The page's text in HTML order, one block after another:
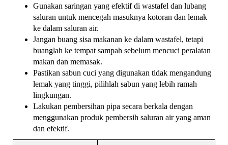
Gunakan saringan yang efektif di wastafel dan lubang
saluran untuk mencegah masuknya kotoran dan lemak
ke dalam saluran air.
Jangan buang sisa makanan ke dalam wastafel, tetapi
buanglah ke tempat sampah sebelum mencuci peralatan
makan dan memasak.
Pastikan sabun cuci yang digunakan tidak mengandung
lemak yang tinggi, pilihlah sabun yang lebih ramah
lingkungan.
Lakukan pembersihan pipa secara berkala dengan
menggunakan produk pembersih saluran air yang aman
dan efektif.